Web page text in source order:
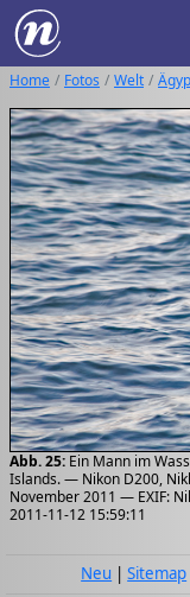
Home Fotos Welt
Abb. 25: Ein Mann im
Islands. — Nikon D200,
November 2011 — EXIF:
2011-11-12 15:59:11
Neu |Sitemap